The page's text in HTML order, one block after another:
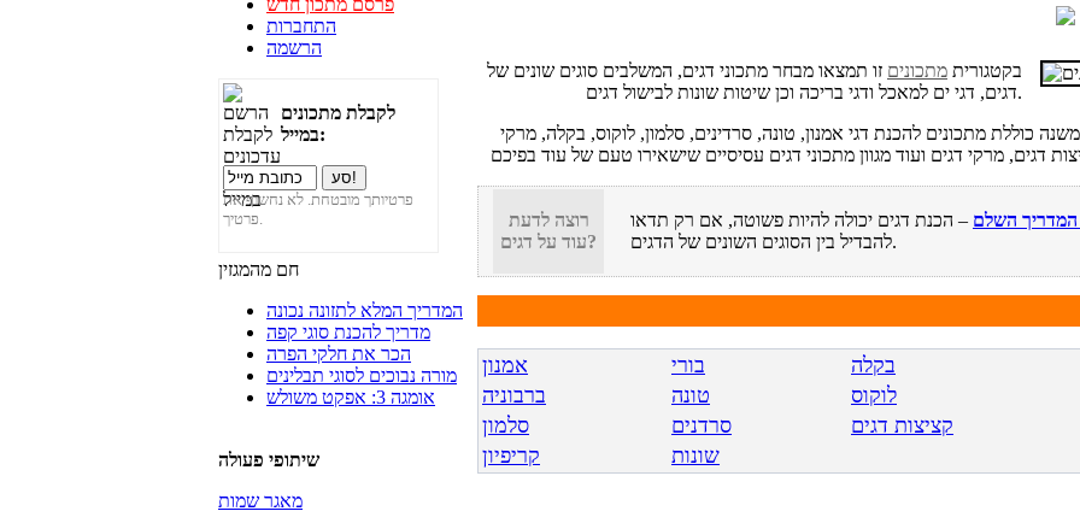
פרסם מתכון חדש
התחברות
הרשמה
לקבלת מתכונים
במייל:
פרטיותך מובטחת. לא נחשוף את
פרטיך.
חם מהמגזין
המדריך המלא לתזונה נכונה
מדריך להכנת סוגי קפה
הכר את חלקי הפרה
מורה נבוכים לסוגי תבלינים
אומגה 3: אפקט משולש
שיתופי פעולה
מאגר שמות
בקטגורית מתכונים זו תמצאו מבחר מתכוני דגים, המשלבים סוגים שונים של
דגים, דגי ים למאכל ודגי בריכה וכן שיטות שונות לבישול דגים.
כוללת מתכונים להכנת דגי אמנון, טונה, סרדינים, סלמון, לוקוס, בקלה, מרקי
רוצה לדעת
עוד על דגים?
המדריך השלם – הכנת דגים יכולה להיות פשוטה, אם רק תדאו
להבדיל בין הסוגים השונים של הדגים.
אמנון בורי
בקלה
ברבוניה
טונה
לוקוס
סלמון
סרדנים
קציצות דגים
קריפיון
שונות